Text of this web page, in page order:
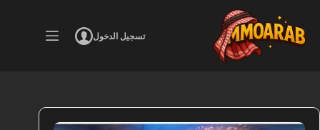
المحتوى
تسجيل الدخول